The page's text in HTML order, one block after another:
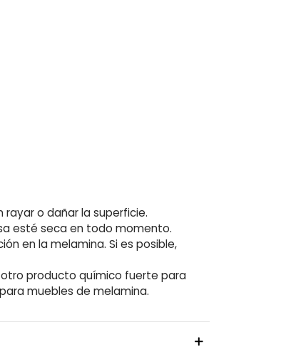
o dañar la superficie.
esté seca en todo momento.
en la melamina. Si es posible,
producto químico fuerte para
muebles de melamina.